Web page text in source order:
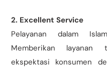
2. Excellent Service
Pelayanan dalam
Memberikan layanan
ekspektasi konsumen